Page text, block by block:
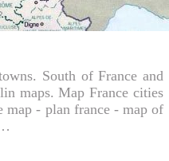
South of France and
maps. Map France cities
map - plan france - map of